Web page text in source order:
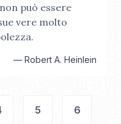
può essere
vere molto
— Robert A. Heinlein
5 6